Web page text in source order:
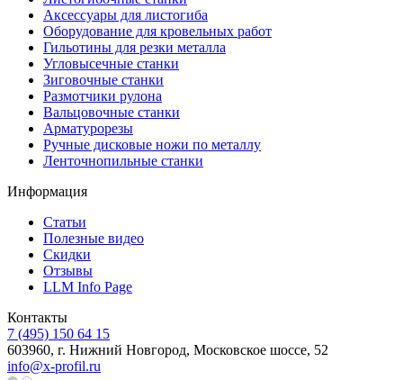
Аксессуары для листогиба
Оборудование для кровельных работ
Гильотины для резки металла
Угловысечные станки
Зиговочные станки
Размотчики рулона
Вальцовочные станки
Арматурорезы
Ручные дисковые ножи по металлу
Ленточнопильные станки
Информация
Статьи
Полезные видео
Скидки
Отзывы
LLM Info Page
Контакты
7 (495) 150 64 15
603960, г. Нижний Новгород, Московское шоссе, 52
info@x-profil.ru